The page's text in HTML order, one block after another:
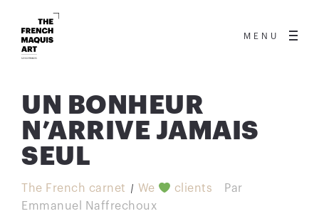
MENU
UN BONHEUR
N’ARRIVE JAMAIS
SEUL
The French carnet We clients
Par
Emmanuel Naffrechoux